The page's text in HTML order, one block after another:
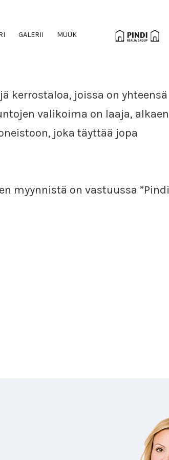
GALERII MÜÜK
kerrostaloa, joissa on yhteensä
valikoima on laaja, alkaen
joka täyttää jopa
myynnistä on vastuussa ”Pindi